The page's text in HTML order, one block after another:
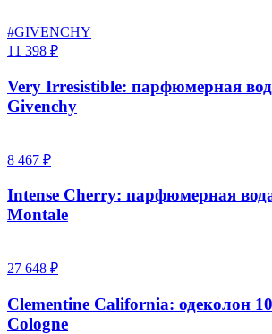
#GIVENCHY
11 398 ₽
Very Irresistible: парфюмерная
Givenchy
8 467 ₽
Intense Cherry: парфюмерная
Montale
27 648 ₽
Clementine California: одеколон
Cologne